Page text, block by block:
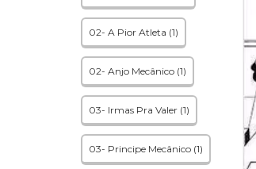
02- A Pior Atleta (1)
02- Anjo Mecânico (1)
03- Irmas Pra Valer (1)
03- Principe Mecânico (1)